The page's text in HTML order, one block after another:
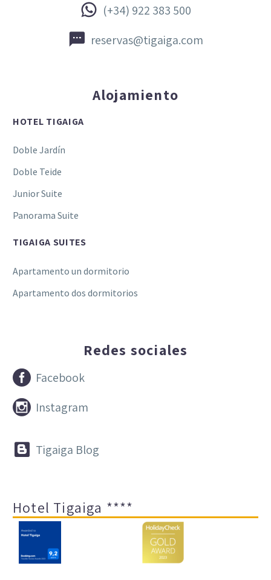

 (+34) 922 383 500

 reservas@tigaiga.com
Alojamiento
HOTEL TIGAIGA
Doble Jardín
Doble Teide
Junior Suite
Panorama Suite
TIGAIGA SUITES
Apartamento un dormitorio
Apartamento dos dormitorios
Redes sociales

 Facebook

 Instagram

 Tigaiga Blog
Hotel Tigaiga ****